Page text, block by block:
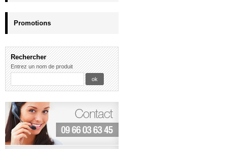
Promotions
Rechercher
Entrez un nom de produit